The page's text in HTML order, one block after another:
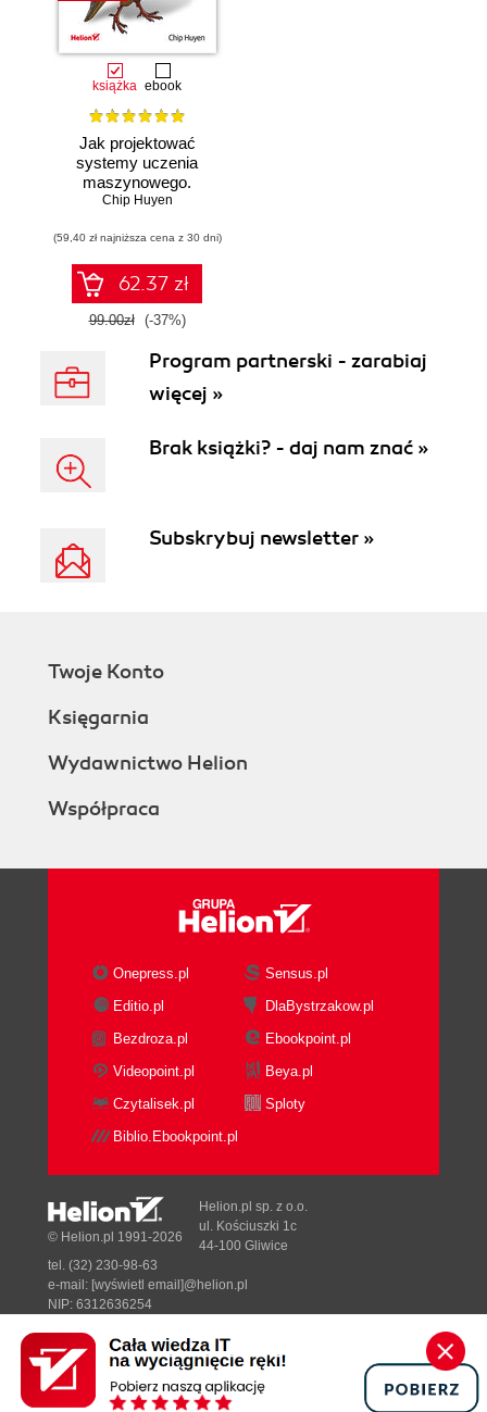
książka ebook
Jak projektować
systemy uczenia
maszynowego.
Iteracyjne
gotowych do pracy
Chip Huyen
(59,40 zł najniższa cena z 30 dni)
62.37 zł
99.00zł (-37%)
Program partnerski - zarabiaj
więcej »
Brak książki? - daj nam znać »
Subskrybuj newsletter »
Twoje Konto
Księgarnia
Wydawnictwo Helion
Współpraca
Onepress.pl
Sensus.pl
Editio.pl
DlaBystrzakow.pl
Bezdroza.pl
Ebookpoint.pl
Videopoint.pl
Beya.pl
Czytalisek.pl
Sploty
Biblio.Ebookpoint.pl
Designed with ♥ byTonik.pl
© Helion.pl 1991-2026
Helion.pl sp. z o.o.
ul. Kościuszki 1c
44-100 Gliwice
tel. (32) 230-98-63
e-mail: [wyświetl email]@helion.pl
NIP: 6312636254